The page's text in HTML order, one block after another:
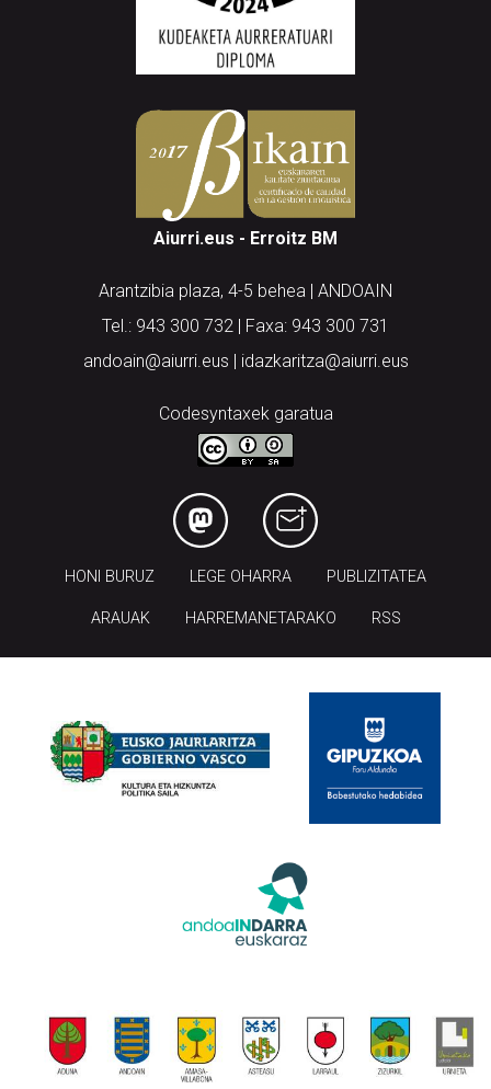
Aiurri.eus - Erroitz BM
Arantzibia plaza, 4-5 behea | ANDOAIN
Tel.: 943 300 732 | Faxa: 943 300 731
andoain@aiurri.eus | idazkaritza@aiurri.eus
Codesyntaxek garatua
HONI BURUZ LEGE OHARRA PUBLIZITATEA
ARAUAK HARREMANETARAKO RSS